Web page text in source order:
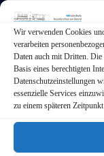
Wir verwenden Cookies
verarbeiten
Daten auch mit Dritten.
Basis eines berechtigten
Datenschutzeinstellungen
essenzielle Services
zu einem späteren